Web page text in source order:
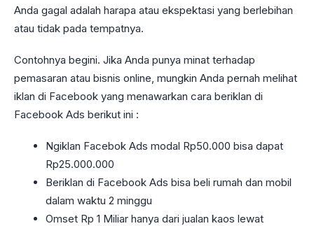
Anda gagal adalah harapa atau ekspektasi yang berlebihan
atau tidak pada tempatnya.
Contohnya begini. Jika Anda punya minat terhadap
pemasaran atau bisnis online, mungkin Anda pernah melihat
iklan di Facebook yang menawarkan cara beriklan di
Facebook Ads berikut ini :
Ngiklan Facebok Ads modal Rp50.000 bisa dapat
Rp25.000.000
Beriklan di Facebook Ads bisa beli rumah dan mobil
dalam waktu 2 minggu
Omset Rp 1 Miliar hanya dari jualan kaos lewat